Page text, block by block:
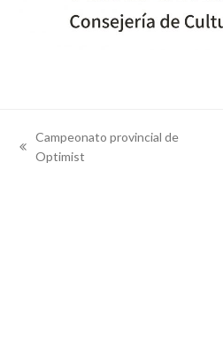
previous
Campeonato provincial de
Optimist